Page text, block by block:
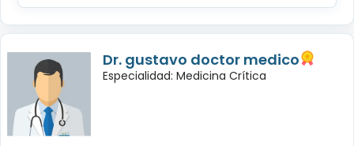
Dr. gustavo doctor medico
Especialidad: Medicina Crítica